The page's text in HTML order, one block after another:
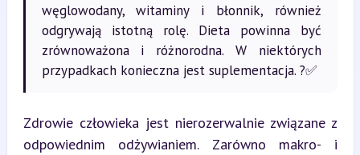
węglowodany, witaminy i błonnik, również
odgrywają istotną rolę. Dieta powinna być
zrównoważona i różnorodna. W niektórych
przypadkach konieczna jest suplementacja. ?✅
Zdrowie człowieka jest nierozerwalnie związane z
odpowiednim odżywianiem. Zarówno makro- i